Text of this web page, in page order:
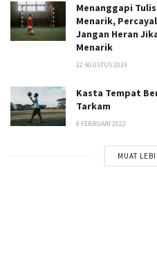
Menanggapi
Menarik,
Jangan Heran
Menarik
22 AGUSTUS 2019
Kasta Tempat
Tarkam
9 FEBRUARI 2022
MUAT